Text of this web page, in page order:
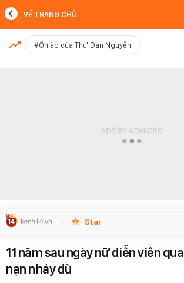
MỚI NHẤT
VỀ TRANG CHỦ
#Ồn ào của Thư Đan Nguyễn
Star
11 năm sau ngày nữ diễn viên
nạn nhảy dù